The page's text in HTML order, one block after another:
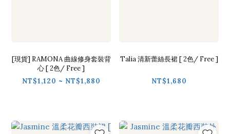
[現貨] RAMONA 曲線修身套裝背
心 [ 2色/ Free ]
NT$1,120 ~ NT$1,880
Talia 清新蕾絲長裙 [ 2色/ Free ]
NT$1,680